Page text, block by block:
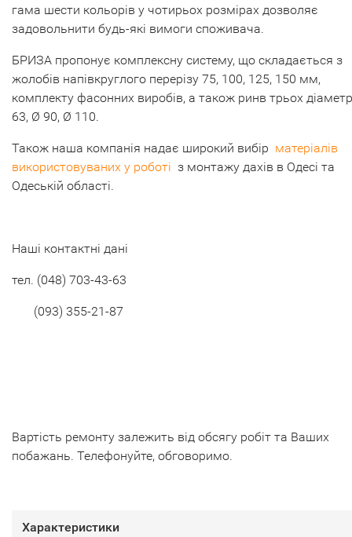
гама шести кольорів у чотирьох розмірах дозволяє
задовольнити будь-які вимоги споживача.
БРИЗА пропонує комплексну систему, що складається з
жолобів напівкруглого перерізу 75, 100, 125, 150 мм,
комплекту фасонних виробів, а також ринв трьох
63, Ø 90, Ø 110.
Також наша компанія надає широкий вибір матеріалів
використовуваних у роботі з монтажу дахів в Одесі та
Одеській області.
Наші контактні дані
тел. (048) 703-43-63
(093) 355-21-87
Вартість ремонту залежить від обсягу робіт та Ваших
побажань. Телефонуйте, обговоримо.
Характеристики